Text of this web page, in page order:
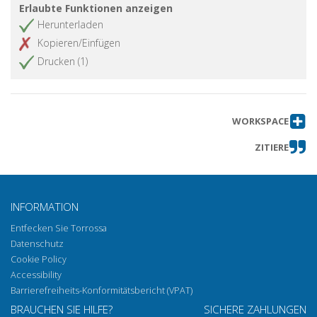
Erlaubte Funktionen anzeigen
Herunterladen
Kopieren/Einfügen
Drucken (1)
WORKSPACE
ZITIERE
INFORMATION
Entfecken Sie Torrossa
Datenschutz
Cookie Policy
Accessibility
Barrierefreiheits-Konformitätsbericht (VPAT)
BRAUCHEN SIE HILFE? SICHERE ZAHLUNGEN